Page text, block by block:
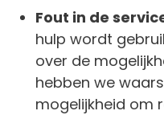
Fout in de
hulp wordt
over de
hebben we
mogelijkheid om